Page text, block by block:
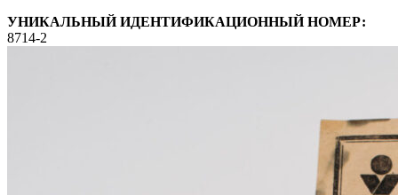
УНИКАЛЬНЫЙ ИДЕНТИФИКАЦИОННЫЙ НОМЕР:
8714-2